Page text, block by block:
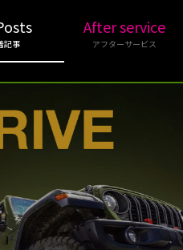
記事
After service
アフターサービス